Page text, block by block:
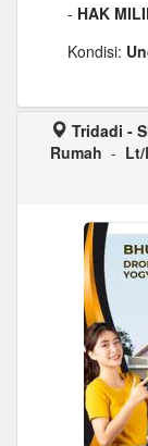
- HAK
Kondisi:
Tridadi -
Rumah - Lt/